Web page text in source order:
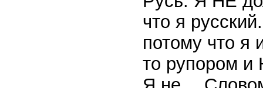
что я
потому что я
то рупором и